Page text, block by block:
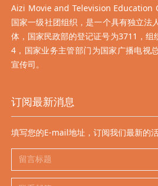
Aizi Movie and Television Education
国家一级社团组织，是一个具有独立法
体，国家民政部的登记证号为3711，组
4，国家业务主管部门为国家广播电视
宣传司。
订阅最新消息
填写您的E-mail地址，订阅我们最新的